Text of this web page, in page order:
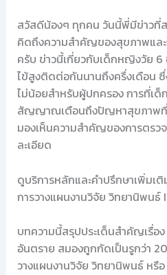
สวัสดีน้องๆ ทุกคน วันนี้พี่มีข่าวที่ส
คิดถึงความสำคัญของสุขภาพแล
ครับ ข่าวนี้เกี่ยวกับเด็กหญิงวัย 6
ไข้สูงติดต่อกันนานถึงครึ่งเดือน ซึ่
ไม่น้อยสำหรับผู้ปกครอง การที่เด็
สัญญาณเตือนถึงปัญหาสุขภาพที่ร้
มองเห็นความสำคัญของการตรว
ละเอียด
ดูบริการหลักและคำปรึกษาเพิ่มเ
การวางแผนงานวิจัย วิทยานิพน
บทความนี้สรุปประเด็นสำคัญเรื่
อันตราย สมองถูกกัดเป็นรูกว่า
วางแผนงานวิจัย วิทยานิพนธ์ หรือ